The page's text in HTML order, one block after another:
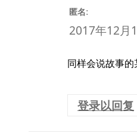
匿名:
2017年12月
同样会说故事
登录以回复